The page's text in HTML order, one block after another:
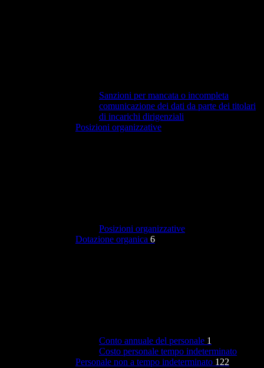
Sanzioni per mancata o incompleta
comunicazione dei dati da parte dei titolari
di incarichi dirigenziali
Posizioni organizzative
Posizioni organizzative
Dotazione organica 6
Conto annuale del personale 1
Costo personale tempo indeterminato
Personale non a tempo indeterminato 122